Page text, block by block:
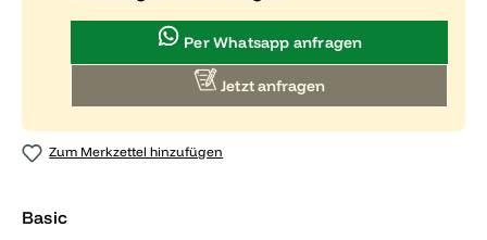
Per Whatsapp anfragen
Jetzt anfragen
Zum Merkzettel hinzufügen
Basic